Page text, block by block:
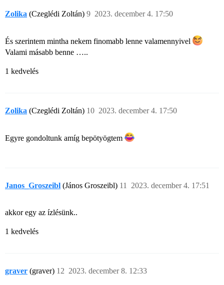
Zolika (Czeglédi Zoltán) 2023. december 4. 17:50
9
És szerintem mintha nekem finomabb lenne valamennyivel
Valami másabb benne …..
1 kedvelés
Zolika (Czeglédi Zoltán) 2023. december 4. 17:50
10
Egyre gondoltunk amíg bepötyögtem
Janos_Groszeibl (János Groszeibl) 2023. december 4. 17:51
11
akkor egy az ízlésünk..
1 kedvelés
graver (graver) 2023. december 8. 12:33
12